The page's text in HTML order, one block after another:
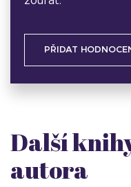
PŘIDAT
Další
autora